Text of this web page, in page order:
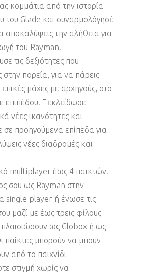
κομμάτια από την ιστορία
του Glade και συναρμολόγησέ
αποκαλύψεις την αλήθεια για
του Rayman.
τις δεξιότητες που
στην πορεία, για να πάρεις
επικές μάχες με αρχηγούς, στο
επιπέδου. Ξεκλείδωσε
νέες ικανότητες και
σε προηγούμενα επίπεδα για
νέες διαδρομές και
multiplayer έως 4 παικτών.
σου ως Rayman στην
single player ή ένωσε τις
μαζί με έως τρεις φίλους
ως Globox ή ως
παίκτες μπορούν να μπουν
από το παιχνίδι
στιγμή χωρίς να